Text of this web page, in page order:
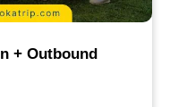
+ Outbound